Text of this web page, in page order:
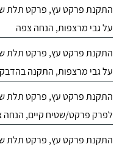
התקנת פרקט עץ, פרקט תלת
על גבי מרצפות, הנחה צפה
התקנת פרקט עץ, פרקט תלת
על גבי מרצפות, התקנה
התקנת פרקט עץ, פרקט תלת
לפרק פרקט/שטיח קיים, הנחה
התקנת פרקט עץ, פרקט תלת